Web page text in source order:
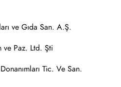
ve Gıda San. A.Ş.
Paz. Ltd. Şti
Tic. Ve San.